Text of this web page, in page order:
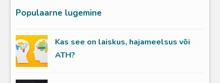
Populaarne lugemine
Kas see on laiskus, hajameelsus või
ATH?